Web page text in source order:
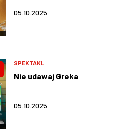
05.10.2025
SPEKTAKL
Nie udawaj Greka
05.10.2025